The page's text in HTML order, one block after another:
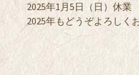
2025年1月5日（日）休業
2025年もどうぞよろしく